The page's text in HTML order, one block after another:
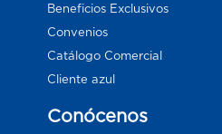
Beneficios Exclusivos
Convenios
Catálogo Comercial
Cliente azul
Conócenos